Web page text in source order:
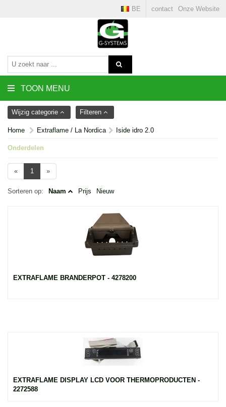
contact Onze Website
BE
TOON MENU
Wijzig categorie Filteren
Home Extraflame / La Nordica Iside idro 2.0
Onderdelen
« 1 »
Sorteren op: Naam Prijs Nieuw
EXTRAFLAME BRANDERPOT - 4278200
EXTRAFLAME DISPLAY LCD VOOR THERMOPRODUCTEN -
2272588